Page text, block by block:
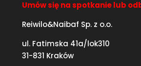
Umów się na spotkanie lub
Reiwilo&Naibaf Sp. z o.o.
ul. Fatimska 41a/lok310
31-831 Kraków